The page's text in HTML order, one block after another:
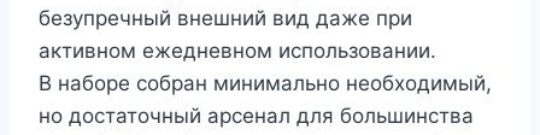
безупречный внешний вид даже при
активном ежедневном использовании.
В наборе собран минимально необходимый,
но достаточный арсенал для большинства